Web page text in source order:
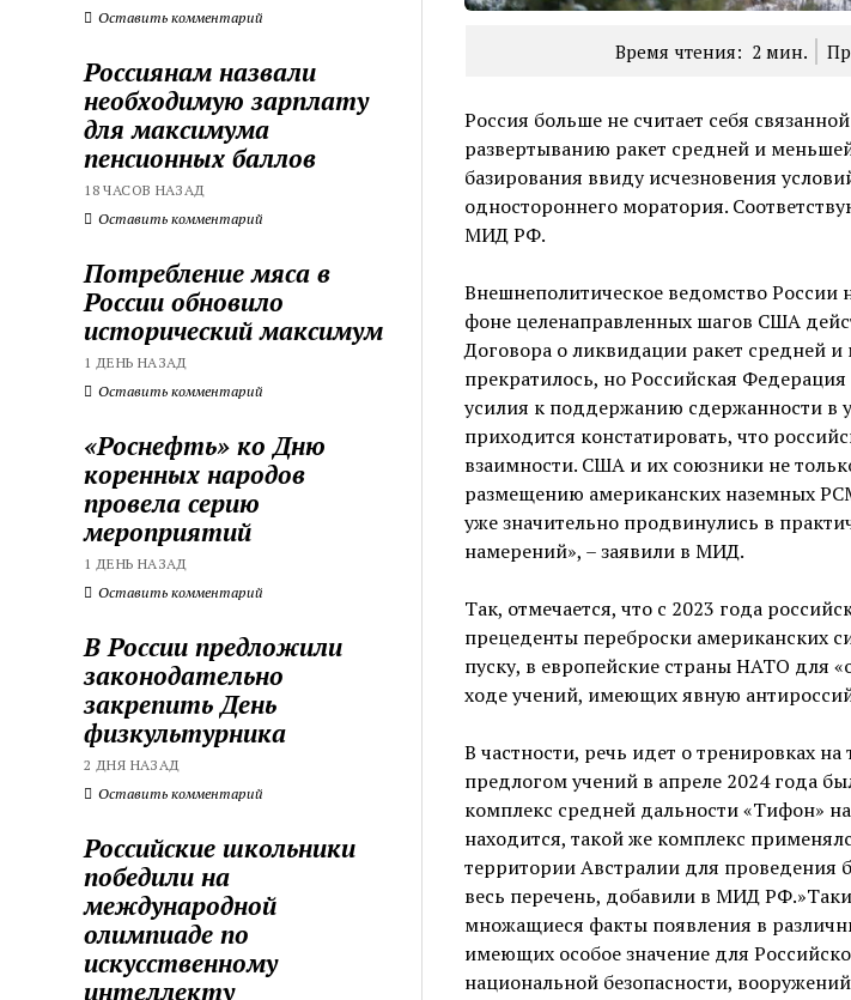
Оставить комментарий
Россиянам назвали
необходимую зарплату
для максимума
пенсионных баллов
18 ЧАСОВ НАЗАД
Оставить комментарий
Потребление мяса в
России обновило
исторический максимум
1 ДЕНЬ НАЗАД
Оставить комментарий
«Роснефть» ко Дню
коренных народов
провела серию
мероприятий
1 ДЕНЬ НАЗАД
Оставить комментарий
В России предложили
законодательно
закрепить День
физкультурника
2 ДНЯ НАЗАД
Оставить комментарий
Российские школьники
победили на
международной
олимпиаде по
искусственному
интеллекту
Время чтения: 2 мин.
Россия больше не считает себя
развертыванию ракет средней и
базирования ввиду исчезновения
одностороннего моратория.
МИД РФ.
Внешнеполитическое ведомство России
фоне целенаправленных шагов США
Договора о ликвидации ракет средней
прекратилось, но Российская
усилия к поддержанию сдержанности в
приходится констатировать, что
взаимности. США и их союзники не
размещению американских наземных
уже значительно продвинулись в
намерений», – заявили в МИД.
Так, отмечается, что с 2023 года
прецеденты переброски американских
пуску, в европейские страны НАТО для
ходе учений, имеющих явную
В частности, речь идет о тренировках
предлогом учений в апреле 2024 года
комплекс средней дальности «Тифон»
находится, такой же комплекс
территории Австралии для проведения
весь перечень, добавили в МИД
множащиеся факты появления в
имеющих особое значение для
национальной безопасности,